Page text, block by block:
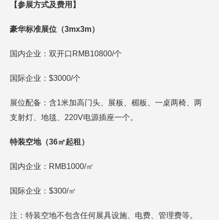
【参展方式及费用】
豪华标准展位（3mx3m）
国内企业：双开口RMB10800/个
国际企业：$3000/个
展位配备：含1米加高门头、展板、楣板、一桌两椅、两
支射灯、地毯、220V电源插座一个。
特装空地（36㎡起租）
国内企业：RMB1000/㎡
国际企业：$300/㎡
注：特装空地不包含任何展具设施、电费、管理费等。